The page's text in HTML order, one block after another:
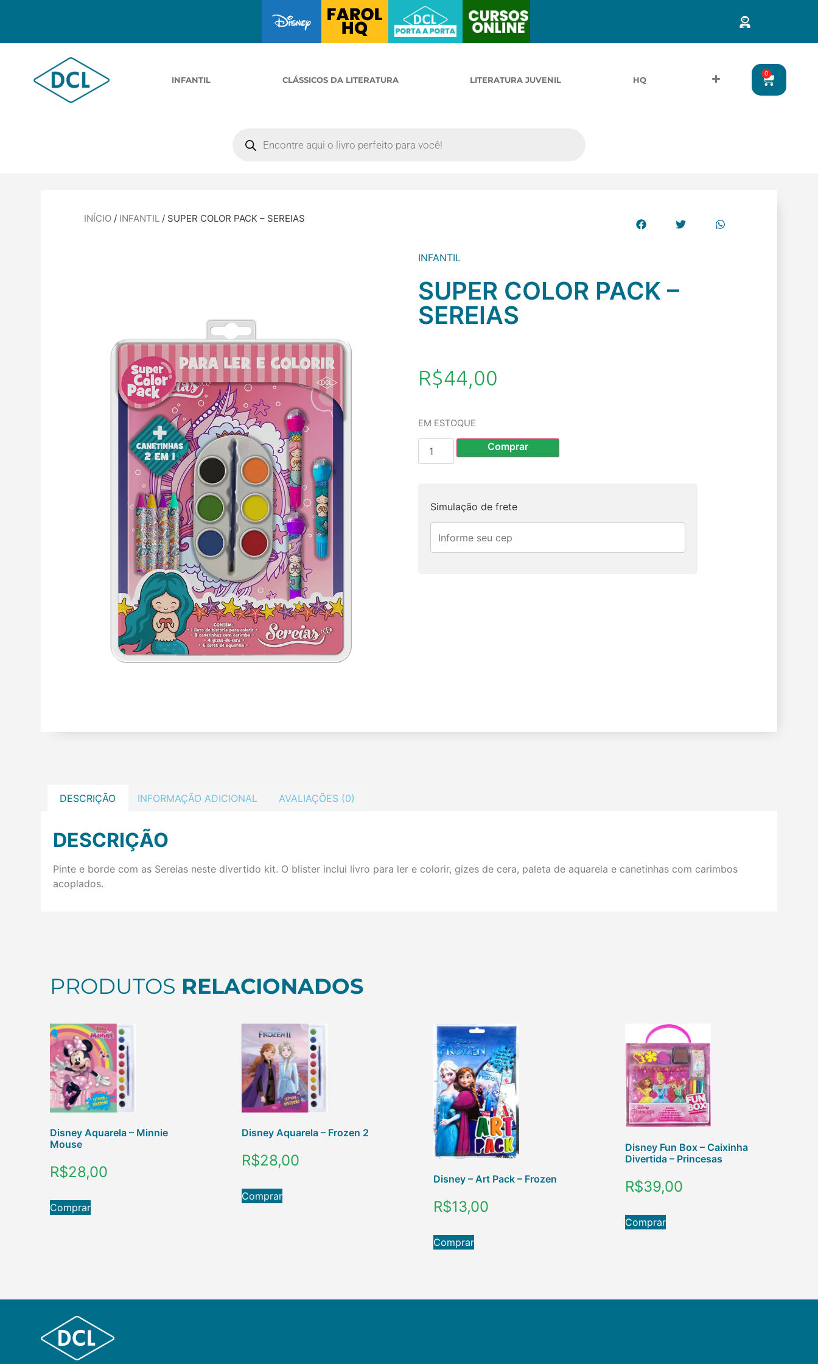
INFANTIL CLÁSSICOS DA LITERATURA LITERATURA JUVENIL HQ
0
INÍCIO/ INFANTIL/ SUPER COLOR PACK – SEREIAS
INFANTIL
SUPER COLOR PACK –
SEREIAS
R$44,00
EM ESTOQUE
Comprar
Simulação de frete
DESCRIÇÃO INFORMAÇÃO ADICIONAL AVALIAÇÕES (0)
DESCRIÇÃO
Pinte e borde com as Sereias neste divertido kit. O blister inclui livro para ler e colorir, gizes de cera, paleta de aquarela e canetinhas com carimbos
acoplados.
PRODUTOS RELACIONADOS
Disney Aquarela – Minnie
Mouse
R$28,00
Comprar
Disney Aquarela – Frozen 2
R$28,00
Comprar
Disney – Art Pack – Frozen
R$13,00
Comprar
Disney Fun Box – Caixinha
Divertida – Princesas
R$39,00
Comprar